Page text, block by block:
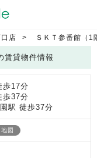
店 ＳＫＴ参番館（1
賃貸物件情報
歩17分
歩37分
駅 徒歩37分
地図